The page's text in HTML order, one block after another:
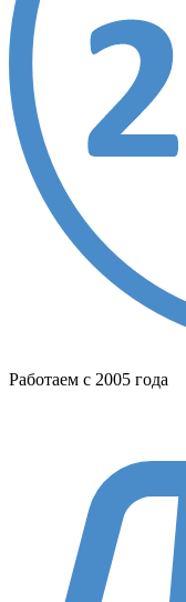
Работаем с 2005 года